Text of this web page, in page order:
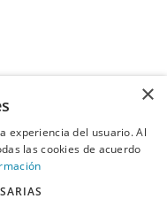
×
experiencia del usuario. Al
las cookies de acuerdo